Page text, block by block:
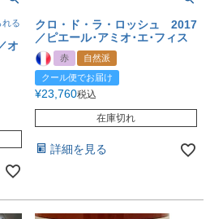
れる
オ
クロ・ド・ラ・ロッシュ 2017
／ピエール･アミオ･エ･フィス
赤
自然派
クール便でお届け
¥23,760税込
在庫切れ
詳細を見る